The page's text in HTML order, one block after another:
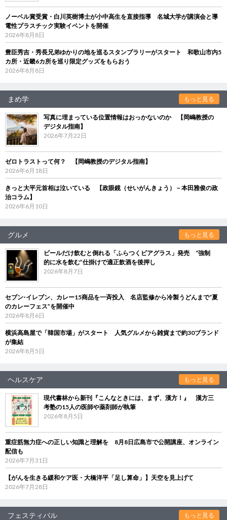
ノーベル賞受賞・白川英樹博士が小中高生を直接指導 名城大学が講演会と導
電性プラスチック実験イベントを開催
2026年8月8日
豊臣秀吉・秀長兄弟ゆかりの地を巡るスタンプラリーがスタート 和歌山市内5
カ所・近畿6カ所を巡り限定グッズをもらおう
2026年8月8日
まめ学 もっと見る
写真に埋まっている位置情報はおっかないのか 【岡嶋教授の
デジタル指南】
2026年7月22日
ゼロトラストって何？ 【岡嶋教授のデジタル指南】
2026年6月18日
きっと大平元首相は泣いている 【政眼鏡（せいがんきょう）－本田雅俊の政
治コラム】
2026年6月10日
グルメ もっと見る
ビールだけ飲むと倒れる「ふらつくビアグラス」発売 “強制
的に水を飲む”仕掛けで適正飲酒を後押し
2026年8月7日
セブン‐イレブン、カレー15商品を一斉投入 名店監修から冷製うどんまで“夏
のカレーフェス”を開催中
2026年8月6日
横浜高島屋で「韓国市場」がスタート 人気グルメから雑貨まで約30ブランド
が集結
2026年8月5日
ヘルスケア もっと見る
現代書林から新刊『こんなときには、まず、漢方！』 漢方三
考塾の15人の医師や薬剤師が執筆
2026年8月5日
重症筋無力症への正しい知識と理解を 8月8日広島市で公開講座、オンライン
配信も
2026年7月31日
【がんを生きる緩和ケア医・大橋洋平「足し算命」】天空を見上げて
2026年7月28日
フェスティバル もっと見る